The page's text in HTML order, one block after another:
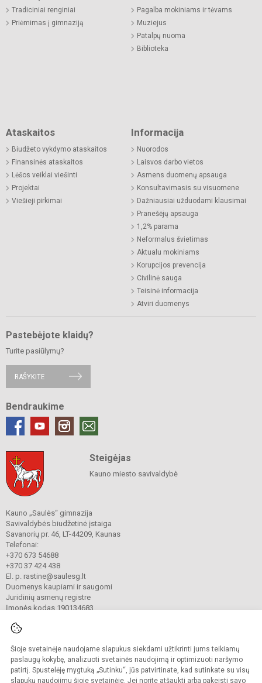
Šioje svetainėje naudojame slapukus siekdami užtikrinti jums teikiamų
paslaugų kokybę, analizuoti svetainės naudojimą ir optimizuoti naršymo
patirtį. Spustelėję mygtuką „Sutinku“, jūs patvirtinate, kad sutinkate su visų
slapukų naudojimu šioje svetainėje. Jei norite atšaukti arba pakeisti savo
Tradiciniai renginiai
Priėmimas į gimnaziją
Pagalba mokiniams ir tėvams
Muziejus
Patalpų nuoma
Biblioteka
Ataskaitos
Biudžeto vykdymo ataskaitos
Finansinės ataskaitos
Lėšos veiklai viešinti
Projektai
Viešieji pirkimai
Informacija
Nuorodos
Laisvos darbo vietos
Asmens duomenų apsauga
Konsultavimasis su visuomene
Dažniausiai užduodami klausimai
Pranešėjų apsauga
1,2% parama
Neformalus švietimas
Aktualu mokiniams
Korupcijos prevencija
Civilinė sauga
Teisinė informacija
Atviri duomenys
Pastebėjote klaidų?
Turite pasiūlymų?
RAŠYKITE
Bendraukime
Steigėjas
Kauno miesto savivaldybė
Kauno „Saulės“ gimnazija
Savivaldybės biudžetinė įstaiga
Savanorių pr. 46, LT-44209, Kaunas
Telefonai:
+370 673 54688
+370 37 424 438
El. p. rastine@saulesg.lt
Duomenys kaupiami ir saugomi
Juridinių asmenų registre
Įmonės kodas 190134683
© 2023 Kauno „Saulės“ gimnazija. Visos teisės saugomos.
Kopijuoti turinį be raštiško gimnazijos sutikimo griežtai draudžiama.
Prieinamumo paraiška Slapukų valdymas